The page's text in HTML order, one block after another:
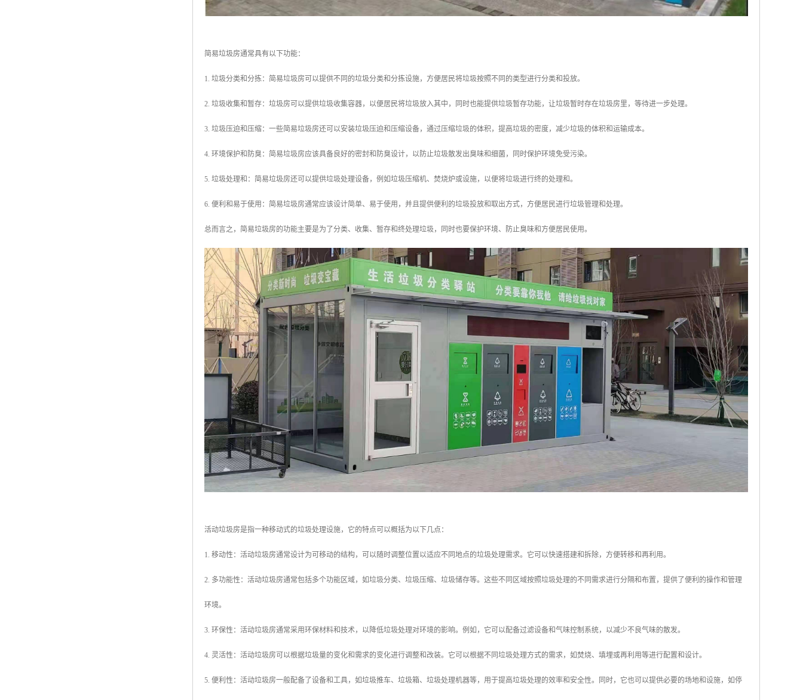
简易垃圾房通常具有以下功能：
1. 垃圾分类和分拣：简易垃圾房可以提供不同的垃圾分类和分拣设施，方便居民将垃圾按照不同的类型进行分类和投放。
2. 垃圾收集和暂存：垃圾房可以提供垃圾收集容器，以便居民将垃圾放入其中，同时也能提供垃圾暂存功能，让垃圾暂时存在垃圾房里，等待进一步处理。
3. 垃圾压迫和压缩：一些简易垃圾房还可以安装垃圾压迫和压缩设备，通过压缩垃圾的体积，提高垃圾的密度，减少垃圾的体积和运输成本。
4. 环境保护和防臭：简易垃圾房应该具备良好的密封和防臭设计，以防止垃圾散发出臭味和细菌，同时保护环境免受污染。
5. 垃圾处理和：简易垃圾房还可以提供垃圾处理设备，例如垃圾压缩机、焚烧炉或设施，以便将垃圾进行终的处理和。
6. 便利和易于使用：简易垃圾房通常应该设计简单、易于使用，并且提供便利的垃圾投放和取出方式，方便居民进行垃圾管理和处理。
总而言之，简易垃圾房的功能主要是为了分类、收集、暂存和终处理垃圾，同时也要保护环境、防止臭味和方便居民使用。
活动垃圾房是指一种移动式的垃圾处理设施，它的特点可以概括为以下几点：
1. 移动性：活动垃圾房通常设计为可移动的结构，可以随时调整位置以适应不同地点的垃圾处理需求。它可以快速搭建和拆除，方便转移和再利用。
2. 多功能性：活动垃圾房通常包括多个功能区域，如垃圾分类、垃圾压缩、垃圾储存等。这些不同区域按照垃圾处理的不同需求进行分隔和布置，提供了便利的操作和管理
环境。
3. 环保性：活动垃圾房通常采用环保材料和技术，以降低垃圾处理对环境的影响。例如，它可以配备过滤设备和气味控制系统，以减少不良气味的散发。
4. 灵活性：活动垃圾房可以根据垃圾量的变化和需求的变化进行调整和改装。它可以根据不同垃圾处理方式的需求，如焚烧、填埋或再利用等进行配置和设计。
5. 便利性：活动垃圾房一般配备了设备和工具，如垃圾推车、垃圾箱、垃圾处理机器等，用于提高垃圾处理的效率和安全性。同时，它也可以提供必要的场地和设施，如停